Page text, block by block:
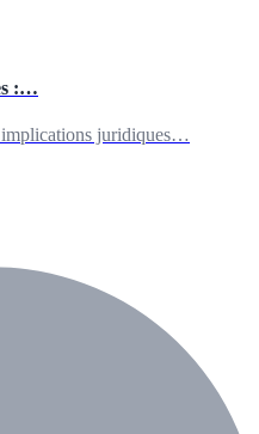
:…
implications juridiques…